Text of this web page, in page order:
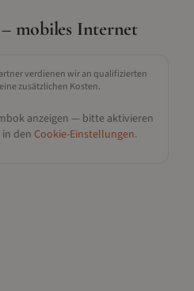
mobiles Internet
verdienen wir an qualifizierten
zusätzlichen Kosten.
anzeigen — bitte aktivieren
in den Cookie-Einstellungen.